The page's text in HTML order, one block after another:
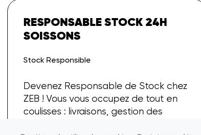
RESPONSABLE STOCK 24H
SOISSONS
Stock Responsible
Devenez Responsable de Stock chez
ZEB ! Vous vous occupez de tout en
coulisses : livraisons, gestion des